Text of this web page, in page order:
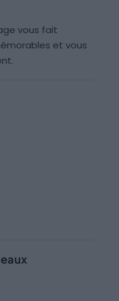
vous fait
et vous